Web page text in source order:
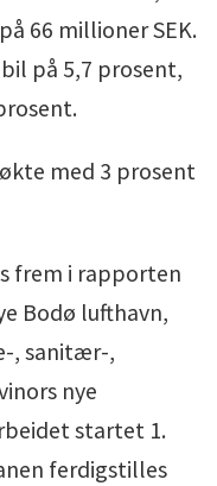
66 millioner SEK.
på 5,7 prosent,
med 3 prosent
frem i rapporten
Bodø lufthavn,
, sanitær-,
nye
startet 1.
ferdigstilles